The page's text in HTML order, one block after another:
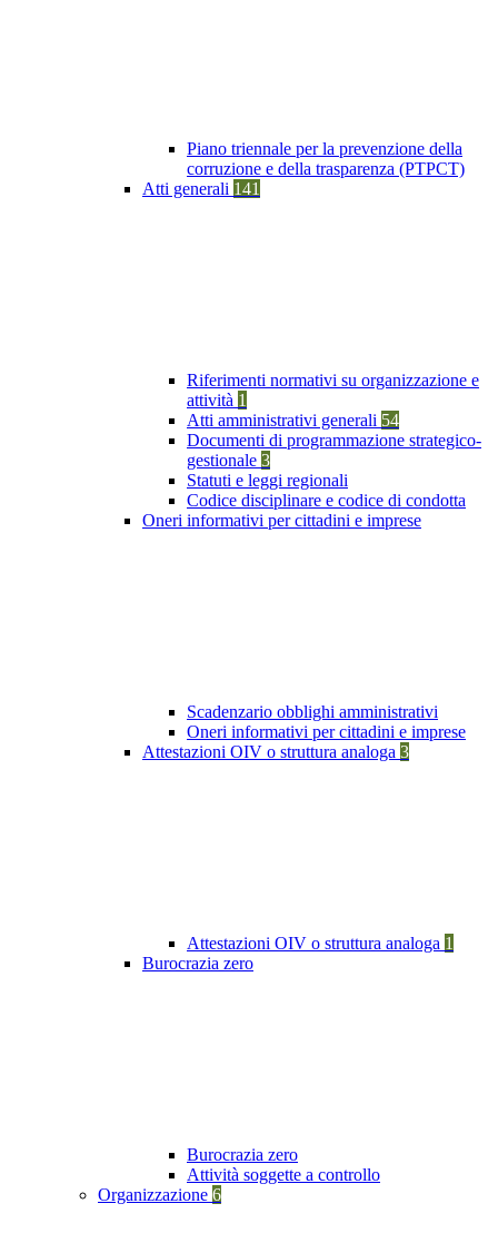
Piano triennale per la prevenzione della
corruzione e della trasparenza (PTPCT)
Atti generali 141
Riferimenti normativi su organizzazione e
attività 1
Atti amministrativi generali 54
Documenti di programmazione strategico-
gestionale 3
Statuti e leggi regionali
Codice disciplinare e codice di condotta
Oneri informativi per cittadini e imprese
Scadenzario obblighi amministrativi
Oneri informativi per cittadini e imprese
Attestazioni OIV o struttura analoga 3
Attestazioni OIV o struttura analoga 1
Burocrazia zero
Burocrazia zero
Attività soggette a controllo
Organizzazione 6